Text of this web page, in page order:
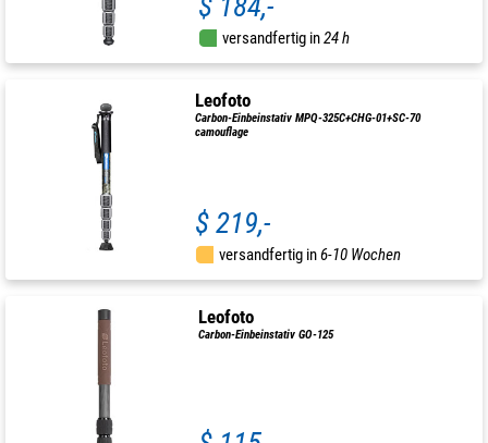
versandfertig in24 h
Leofoto
Carbon-Einbeinstativ MPQ-325C+CHG-01+SC-70
camouflage
$ 219,-
versandfertig in6-10 Wochen
Leofoto
Carbon-Einbeinstativ GO-125